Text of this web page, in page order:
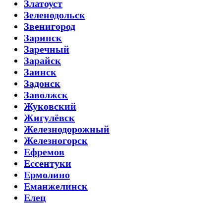
Златоуст
Зеленодольск
Звенигород
Заринск
Заречный
Зарайск
Заинск
Задонск
Заволжск
Жуковский
Жигулёвск
Железнодорожный
Железногорск
Ефремов
Ессентуки
Ермолино
Еманжелинск
Елец